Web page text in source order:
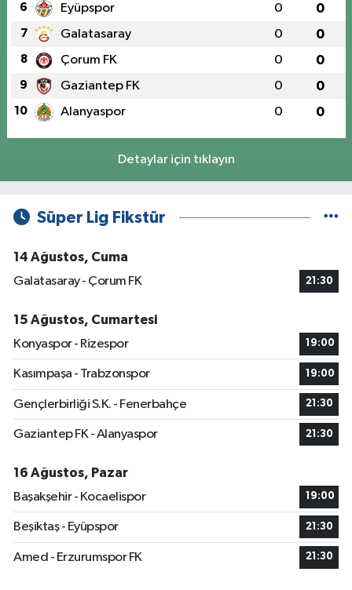
6 Eyüpspor 0 0
7 Galatasaray 0 0
8 Çorum FK 0 0
9 Gaziantep FK 0 0
10 Alanyaspor 0 0
Detaylar için tıklayın
Süper Lig Fikstür
14 Ağustos, Cuma
Galatasaray - Çorum FK
21:30
15 Ağustos, Cumartesi
Konyaspor - Rizespor
19:00
Kasımpaşa - Trabzonspor 19:00
Gençlerbirliği S.K. - Fenerbahçe 21:30
Gaziantep FK - Alanyaspor 21:30
16 Ağustos, Pazar
Başakşehir - Kocaelispor
19:00
Beşiktaş - Eyüpspor 21:30
Amed - Erzurumspor FK 21:30